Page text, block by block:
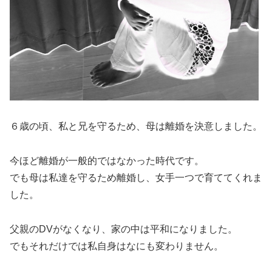
６歳の頃、私と兄を守るため、母は離婚を決意しました。
今ほど離婚が一般的ではなかった時代です。
でも母は私達を守るため離婚し、女手一つで育ててくれま
した。
父親のDVがなくなり、家の中は平和になりました。
でもそれだけでは私自身はなにも変わりません。